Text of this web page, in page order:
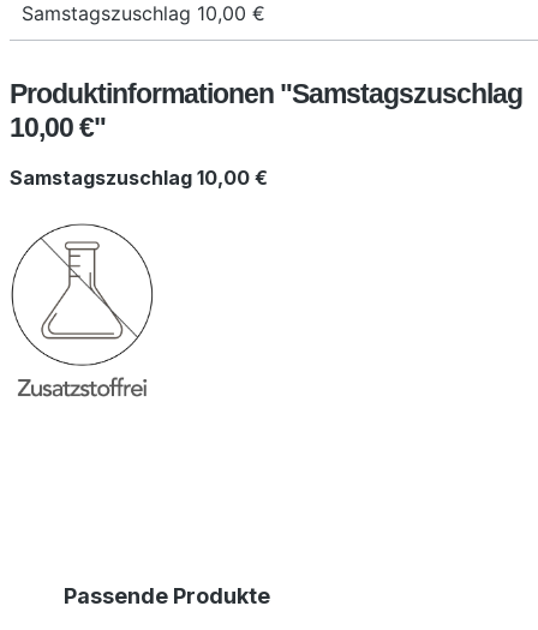
Samstagszuschlag 10,00 €
Produktinformationen "Samstagszuschlag
10,00 €"
Samstagszuschlag 10,00 €
Produktgalerie überspringen
Passende Produkte